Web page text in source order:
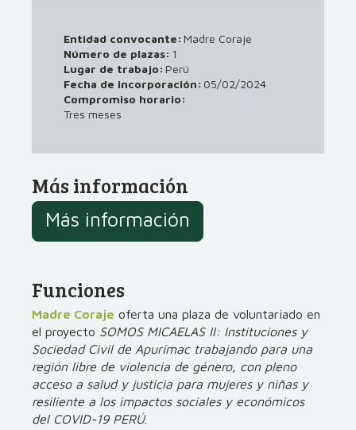
Entidad convocante: Madre Coraje
Número de plazas: 1
Lugar de trabajo: Perú
Fecha de incorporación: 05/02/2024
Compromiso horario:
Tres meses
Más información
Más información
Funciones
Madre Coraje oferta una plaza de voluntariado en
el proyecto SOMOS MICAELAS II: Instituciones y
Sociedad Civil de Apurímac trabajando para una
región libre de violencia de género, con pleno
acceso a salud y justicia para mujeres y niñas y
resiliente a los impactos sociales y económicos
del COVID-19 PERÚ.